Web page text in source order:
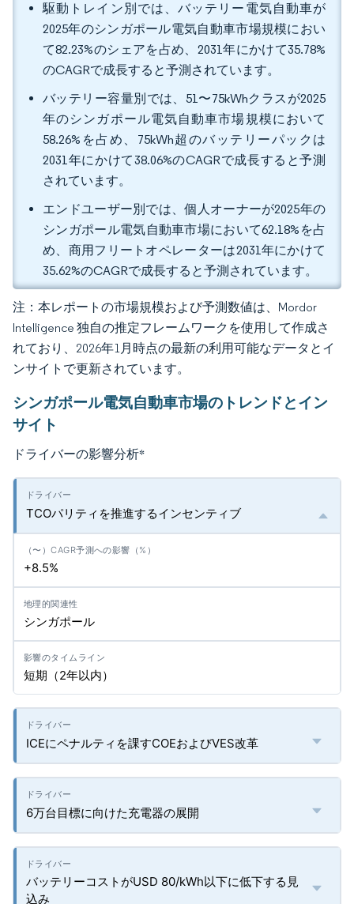
駆動トレイン別では、バッテリー電気自動車が
2025年のシンガポール電気自動車市場規模におい
て82.23%のシェアを占め、2031年にかけて35.78%
のCAGRで成長すると予測されています。
バッテリー容量別では、51〜75kWhクラスが2025
年のシンガポール電気自動車市場規模において
58.26%を占め、75kWh超のバッテリーパックは
2031年にかけて38.06%のCAGRで成長すると予測
されています。
エンドユーザー別では、個人オーナーが2025年の
シンガポール電気自動車市場において62.18%を占
め、商用フリートオペレーターは2031年にかけて
35.62%のCAGRで成長すると予測されています。
注：本レポートの市場規模および予測数値は、Mordor
Intelligence 独自の推定フレームワークを使用して作成さ
れており、2026年1月時点の最新の利用可能なデータとイ
ンサイトで更新されています。
シンガポール電気自動車市場のトレンドとイン
サイト
ドライバーの影響分析*
TCOパリティを推進するインセンティブ
+8.5%
シンガポール
短期（2年以内）
ICEにペナルティを課すCOEおよびVES改革
6万台目標に向けた充電器の展開
バッテリーコストがUSD 80/kWh以下に低下する見
込み